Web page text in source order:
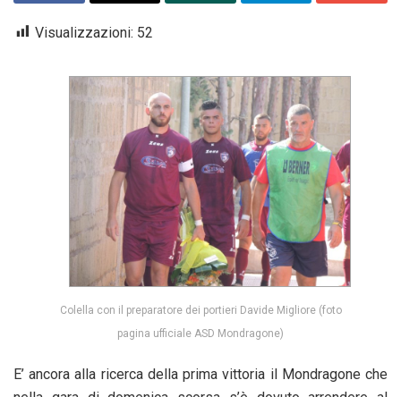
Visualizzazioni: 52
Colella con il preparatore dei portieri Davide Migliore (foto
pagina ufficiale ASD Mondragone)
E’ ancora alla ricerca della prima vittoria il Mondragone che